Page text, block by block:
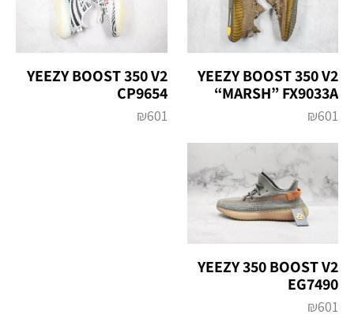
YEEZY BOOST 350 V2
“MARSH” FX9033A
₪601
YEEZY BOOST 350 V2
CP9654
₪601
YEEZY 350 BOOST V2
EG7490
₪601